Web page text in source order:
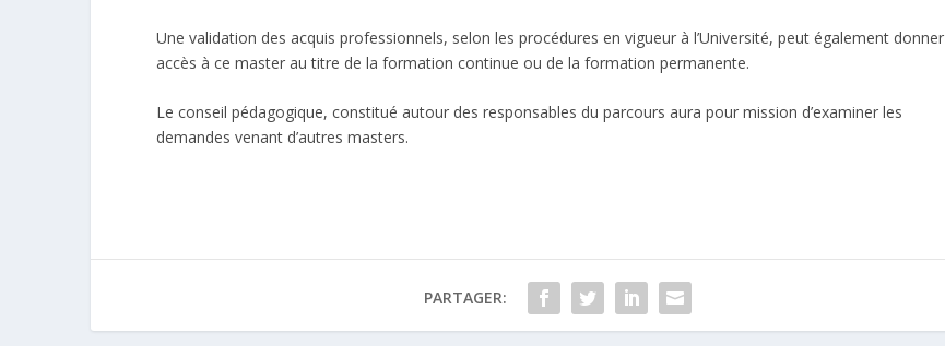
Une validation des acquis professionnels, selon les procédures en vigueur à l’Université, peut également donner
accès à ce master au titre de la formation continue ou de la formation permanente.
Le conseil pédagogique, constitué autour des responsables du parcours aura pour mission d’examiner les
demandes venant d’autres masters.
PARTAGER: